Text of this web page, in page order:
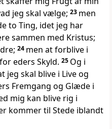
jeg skal vælge; 23 men
to Ting, idet jeg har
sammen med Kristus;
24 men at forblive i
eders Skyld. 25 Og i
jeg skal blive i Live og
Fremgang og Glæde i
mig kan blive rig i
kommer til Stede iblandt